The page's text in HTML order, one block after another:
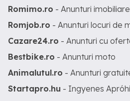
Romimo.ro - Anunturi imobiliare
Romjob.ro - Anunturi locuri de
Cazare24.ro - Anunturi cu
Bestbike.ro - Anunturi moto
Animalutul.ro - Anunturi
Startapro.hu - Ingyenes